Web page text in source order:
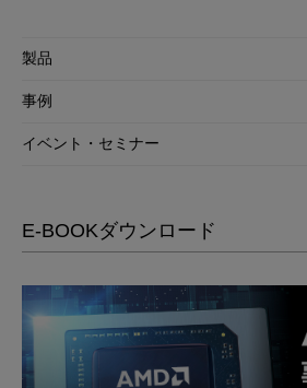
製品
事例
イベント・セミナー
E-BOOKダウンロード